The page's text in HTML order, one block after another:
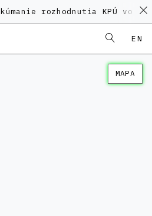
rozhodnutia KPÚ vo
EN
MAPA